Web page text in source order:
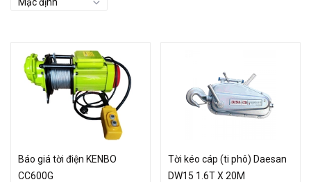
- Cơ cấu có tác dụng đưa vật cần nâng ra xa hoặc vào gần tầm
- Cấu tạo nhỏ gọn, động cơ điện, hộp giảm tốc và tời được thiết kế
thẳng hàng với tang tời ở giữa.
- Thiết bị này thường được treo trên cao để nâng vật, có thể di
chuyển trên một ray hoặc trên cánh dưới của dầm thép đặt trên
của cần trục thiếu nhi, cầu trục.
Báo giá tời điện KENBO
CC600G
Tời kéo cáp (ti phô) Daesan
DW15 1.6T X 20M